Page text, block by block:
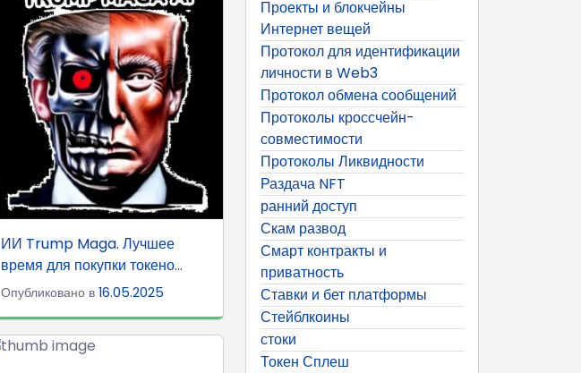
ИИ Trump Maga. Лучшее
время для покупки токено...
Опубликовано в 16.05.2025
Проекты и блокчейны
Интернет вещей
Протокол для идентификации
личности в Web3
Протокол обмена сообщений
Протоколы кроссчейн-
совместимости
Протоколы Ликвидности
Раздача NFT
ранний доступ
Скам развод
Смарт контракты и
приватность
Ставки и бет платформы
Стейблкоины
стоки
Токен Сплеш